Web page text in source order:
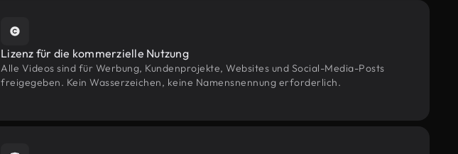
Lizenz für die kommerzielle Nutzung
Alle Videos sind für Werbung, Kundenprojekte, Websites und Social-Media-Posts
freigegeben. Kein Wasserzeichen, keine Namensnennung erforderlich.